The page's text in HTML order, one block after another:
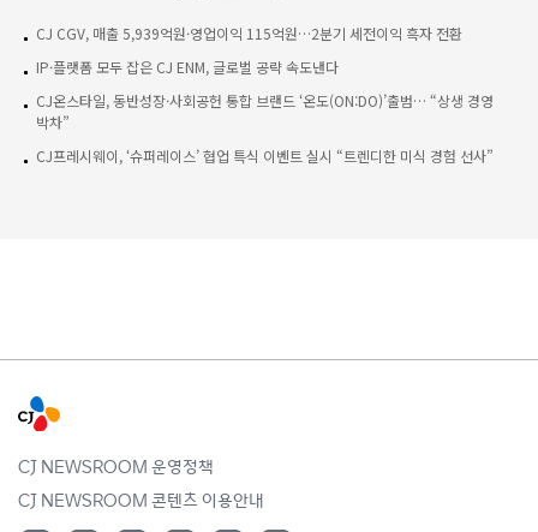
CJ CGV, 매출 5,939억원·영업이익 115억원…2분기 세전이익 흑자 전환
IP·플랫폼 모두 잡은 CJ ENM, 글로벌 공략 속도낸다
CJ온스타일, 동반성장·사회공헌 통합 브랜드 ‘온도(ON:DO)’출범… “상생 경영
박차”
CJ프레시웨이, ‘슈퍼레이스’ 협업 특식 이벤트 실시 “트렌디한 미식 경험 선사”
CJ NEWSROOM 운영정책
CJ NEWSROOM 콘텐츠 이용안내